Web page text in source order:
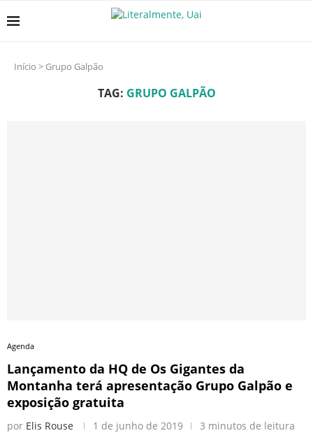
Início > Grupo Galpão
TAG: GRUPO GALPÃO
Agenda
Lançamento da HQ de Os Gigantes da
Montanha terá apresentação Grupo Galpão e
exposição gratuita
por Elis Rouse 1 de junho de 2019 3 minutos de leitura